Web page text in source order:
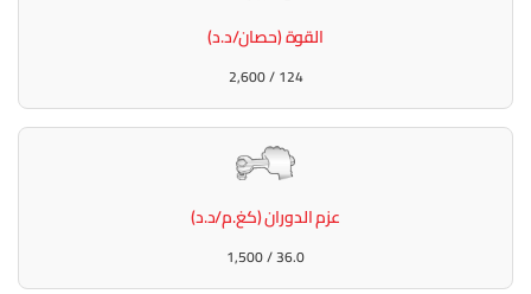
القوة (حصان/د.د)
124 / 2,600
عزم الدوران (كغ.م/د.د)
36.0 / 1,500